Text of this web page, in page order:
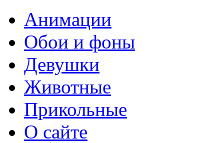
Анимации
Обои и фоны
Девушки
Животные
Прикольные
О сайте